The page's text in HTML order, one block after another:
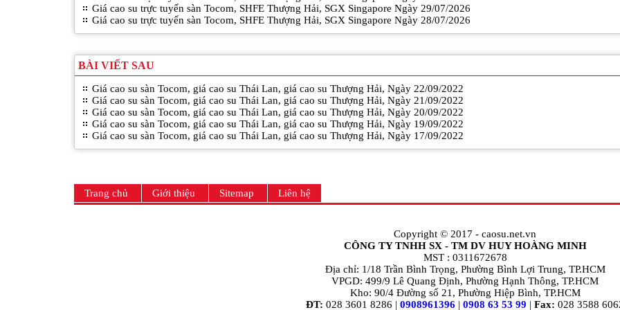
Giá cao su trực tuyến sàn Tocom, SHFE Thượng Hải, SGX Singapore Ngày 29/07/2026
Giá cao su trực tuyến sàn Tocom, SHFE Thượng Hải, SGX Singapore Ngày 28/07/2026
BÀI VIẾT SAU
Giá cao su sàn Tocom, giá cao su Thái Lan, giá cao su Thượng Hải, Ngày 22/09/2022
Giá cao su sàn Tocom, giá cao su Thái Lan, giá cao su Thượng Hải, Ngày 21/09/2022
Giá cao su sàn Tocom, giá cao su Thái Lan, giá cao su Thượng Hải, Ngày 20/09/2022
Giá cao su sàn Tocom, giá cao su Thái Lan, giá cao su Thượng Hải, Ngày 19/09/2022
Giá cao su sàn Tocom, giá cao su Thái Lan, giá cao su Thượng Hải, Ngày 17/09/2022
Trang chủ Giới thiệu Sitemap Liên hệ
Copyright © 2017 - caosu.net.vn
CÔNG TY TNHH SX - TM DV HUY HOÀNG MINH
MST : 0311672678
Địa chỉ: 1/18 Trần Bình Trọng, Phường Bình Lợi Trung, TP.HCM
VPGD: 499/9 Lê Quang Định, Phường Hạnh Thông, TP.HCM
Kho: 90/4 Đường số 21, Phường Hiệp Bình, TP.HCM
ĐT: 028 3601 8286 | 0908961396 | 0908 63 53 99 | Fax: 028 3588